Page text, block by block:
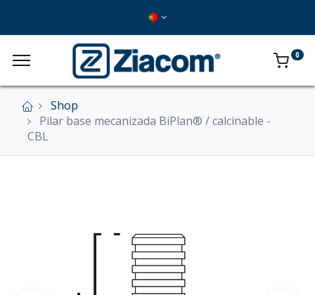
0
Shop
Pilar base mecanizada BiPlan® / calcinable -
CBL